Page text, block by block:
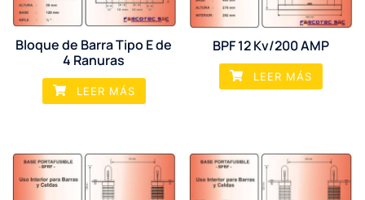
Bloque de Barra Tipo E de
4 Ranuras
LEER MÁS
BPF 12 Kv/200 AMP
LEER MÁS